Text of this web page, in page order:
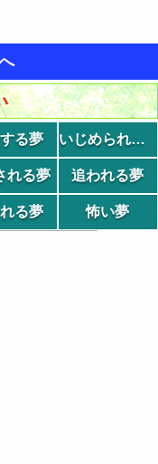
る夢 いじめられる夢
れる夢 追われる夢
る夢 怖い夢